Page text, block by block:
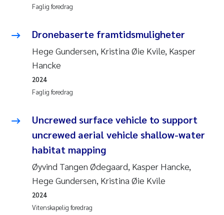
Faglig foredrag
Dronebaserte framtidsmuligheter
Hege Gundersen, Kristina Øie Kvile, Kasper
Hancke
Faglig foredrag
2024
Uncrewed surface vehicle to support
uncrewed aerial vehicle shallow-water
habitat mapping
Øyvind Tangen Ødegaard, Kasper Hancke,
Hege Gundersen, Kristina Øie Kvile
Vitenskapelig foredrag
2024